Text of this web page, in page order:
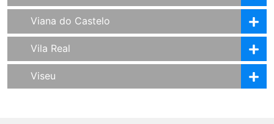
Viana do Castelo
Vila Real
Viseu